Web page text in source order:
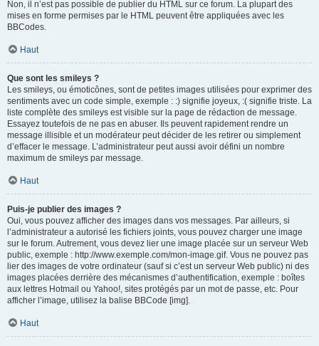
Non, il n’est pas possible de publier du HTML sur ce forum. La plupart des
mises en forme permises par le HTML peuvent être appliquées avec les
BBCodes.
Haut
Que sont les smileys ?
Les smileys, ou émoticônes, sont de petites images utilisées pour exprimer des
sentiments avec un code simple, exemple : :) signifie joyeux, :( signifie triste. La
liste complète des smileys est visible sur la page de rédaction de message.
Essayez toutefois de ne pas en abuser. Ils peuvent rapidement rendre un
message illisible et un modérateur peut décider de les retirer ou simplement
d’effacer le message. L’administrateur peut aussi avoir défini un nombre
maximum de smileys par message.
Haut
Puis-je publier des images ?
Oui, vous pouvez afficher des images dans vos messages. Par ailleurs, si
l’administrateur a autorisé les fichiers joints, vous pouvez charger une image
sur le forum. Autrement, vous devez lier une image placée sur un serveur Web
public, exemple : http://www.exemple.com/mon-image.gif. Vous ne pouvez pas
lier des images de votre ordinateur (sauf si c’est un serveur Web public) ni des
images placées derrière des mécanismes d’authentification, exemple : boîtes
aux lettres Hotmail ou Yahoo!, sites protégés par un mot de passe, etc. Pour
afficher l’image, utilisez la balise BBCode [img].
Haut